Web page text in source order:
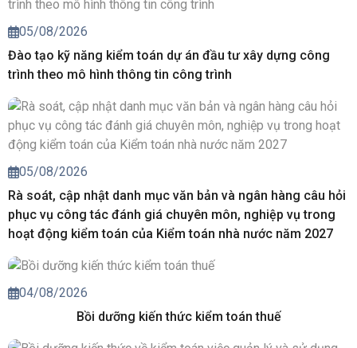
05/08/2026
Đào tạo kỹ năng kiểm toán dự án đầu tư xây dựng công
trình theo mô hình thông tin công trình
05/08/2026
Rà soát, cập nhật danh mục văn bản và ngân hàng câu hỏi
phục vụ công tác đánh giá chuyên môn, nghiệp vụ trong
hoạt động kiểm toán của Kiểm toán nhà nước năm 2027
04/08/2026
Bồi dưỡng kiến thức kiểm toán thuế